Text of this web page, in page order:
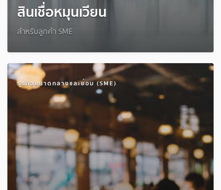
สินเชื่อหมุนเวียน
สำหรับลูกค้า SME
ธุรกิจขนาดกลางและย่อม (SME)